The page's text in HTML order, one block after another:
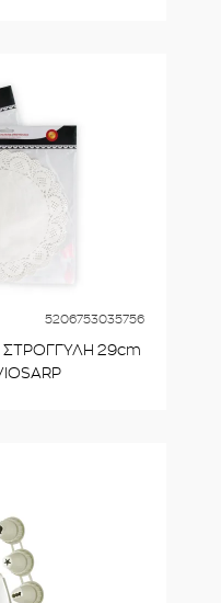
5206753035756
ΣΤΡΟΓΓΥΛΗ 29cm